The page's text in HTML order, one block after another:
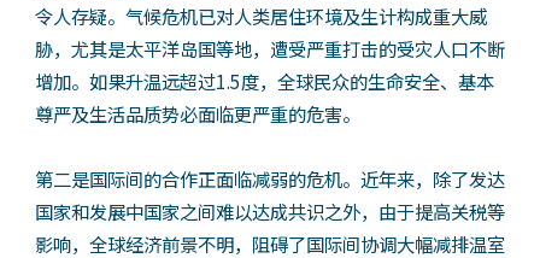
令人存疑。气候危机已对人类居住环境及生计构成重大威
胁，尤其是太平洋岛国等地，遭受严重打击的受灾人口不断
增加。如果升温远超过1.5度，全球民众的生命安全、基本
尊严及生活品质势必面临更严重的危害。
第二是国际间的合作正面临减弱的危机。近年来，除了发达
国家和发展中国家之间难以达成共识之外，由于提高关税等
影响，全球经济前景不明，阻碍了国际间协调大幅减排温室